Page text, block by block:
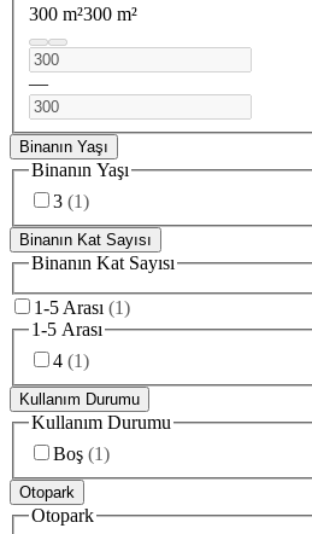
300 m²300 m²
—
Binanın Yaşı
Binanın Yaşı
3 (1)
Binanın Kat Sayısı
Binanın Kat Sayısı
1-5 Arası (1)
1-5 Arası
4 (1)
Kullanım Durumu
Kullanım Durumu
Boş (1)
Otopark
Otopark